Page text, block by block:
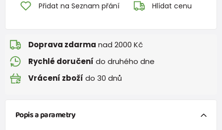
Přidat na Seznam přání Hlídat cenu
Doprava zdarma nad 2000 Kč
Rychlé doručení do druhého dne
Vrácení zboží do 30 dnů
Popis a parametry